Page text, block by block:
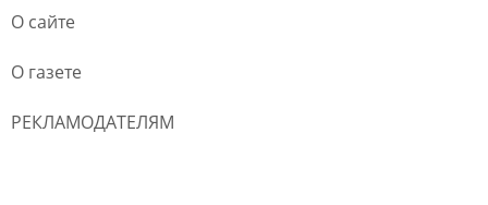
О сайте
О газете
РЕКЛАМОДАТЕЛЯМ